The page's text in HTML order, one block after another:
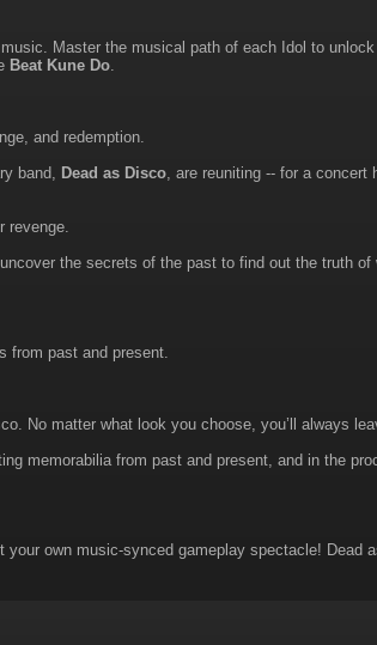
Master the musical path of each Idol to
Beat Kune Do.
and redemption.
band, Dead as Disco, are reuniting -- for a concert
revenge.
the secrets of the past to find out the truth of
from past and present.
No matter what look you choose, you’ll always
memorabilia from past and present, and in the
own music-synced gameplay spectacle! Dead